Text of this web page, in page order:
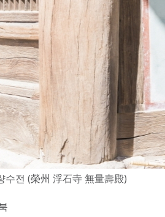
수전 (榮州 浮石寺 無量壽殿)